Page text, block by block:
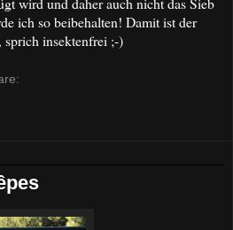
ich so beibehalten! Damit ist der
sprich insektenfrei ;-)